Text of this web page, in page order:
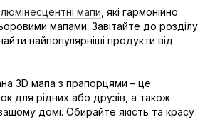
люмінесцентні мапи , які гармонійно
мапами. Завітайте до розділу
найпопулярніші продукти від
3D мапа з прапорцями – це
для рідних або друзів, а також
домі. Обирайте якість та красу